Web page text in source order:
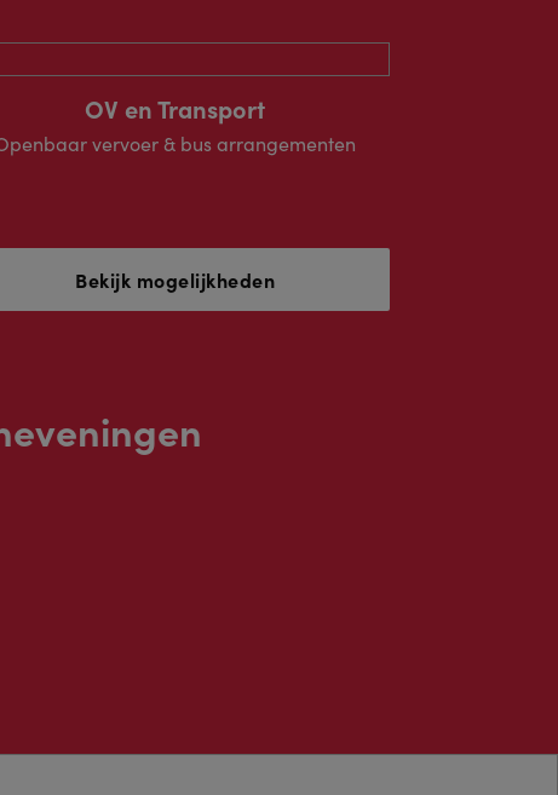
OV en Transport
vervoer & bus arrangementen
Bekijk mogelijkheden